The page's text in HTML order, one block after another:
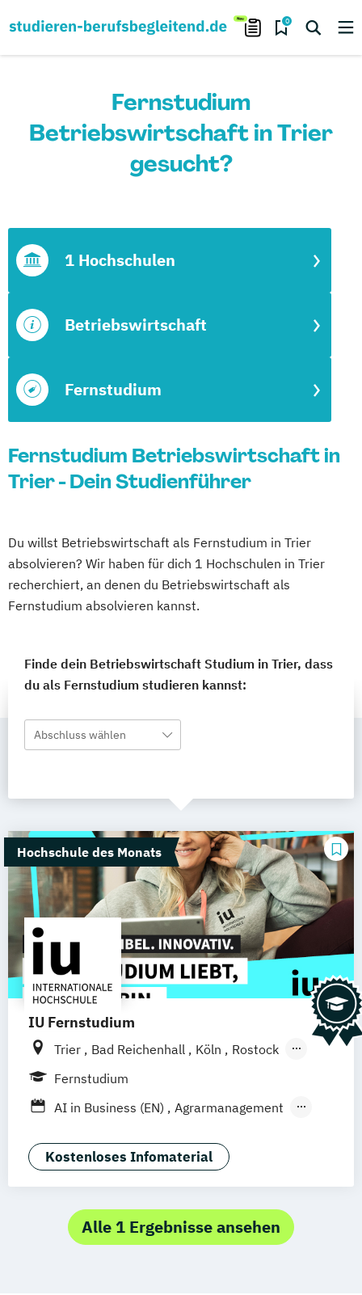
0
Fernstudium
Betriebswirtschaft in Trier
gesucht?
Fernstudium
Betriebswirtschaft
1 Hochschulen
Fernstudium Betriebswirtschaft in
Trier - Dein Studienführer
Du willst Betriebswirtschaft als Fernstudium in Trier
absolvieren? Wir haben für dich 1 Hochschulen in Trier
recherchiert, an denen du Betriebswirtschaft als
Fernstudium absolvieren kannst.
Finde dein Betriebswirtschaft Studium in Trier, dass
du als Fernstudium studieren kannst:
Abschluss wählen
Hochschule des Monats
IU Fernstudium
Trier Bad Reichenhall Köln
Rostock
Freiburg
Bielefeld Deggendorf Karlsruhe
Kassel
Oberhausen Offenbach Saarbrücken
Neu-Ulm Graz Innsbruck Wien
Augsburg Freising Friedrichshafen
Klagenfurt Magdeburg Münster
Würzburg Chemnitz Linz
Fernstudium
AI in Business (EN)
Agrarmanagement
Angewandte Psychologie (DE/EN)
Applied Artificial Intelligence
Aviation Management (DE/EN)
Bank- und Kapitalmarktrecht
Kostenloses Infomaterial
Alle 1 Ergebnisse ansehen